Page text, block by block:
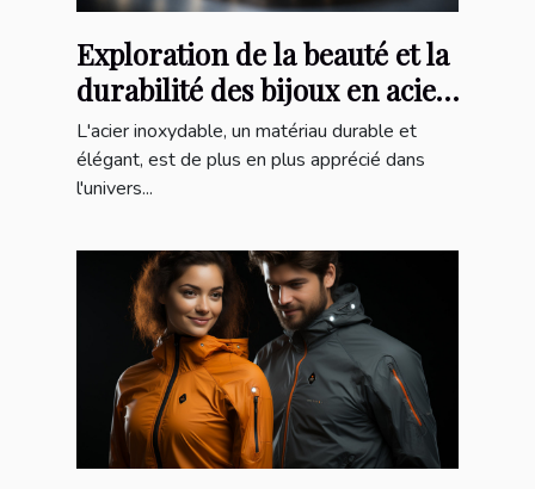
Exploration de la beauté et la
durabilité des bijoux en acier
inoxydable
L'acier inoxydable, un matériau durable et
élégant, est de plus en plus apprécié dans
l'univers...